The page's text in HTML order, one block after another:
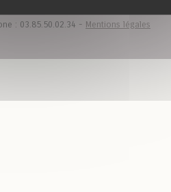
: 03.85.50.02.34 - Mentions légales